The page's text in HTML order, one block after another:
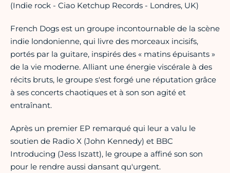
(Indie rock - Ciao Ketchup Records - Londres, UK)
French Dogs est un groupe incontournable de la scène
indie londonienne, qui livre des morceaux incisifs,
portés par la guitare, inspirés des « matins épuisants »
de la vie moderne. Alliant une énergie viscérale à des
récits bruts, le groupe s'est forgé une réputation grâce
à ses concerts chaotiques et à son son agité et
entraînant.
Après un premier EP remarqué qui leur a valu le
soutien de Radio X (John Kennedy) et BBC
Introducing (Jess Iszatt), le groupe a affiné son son
pour le rendre aussi dansant qu'urgent.